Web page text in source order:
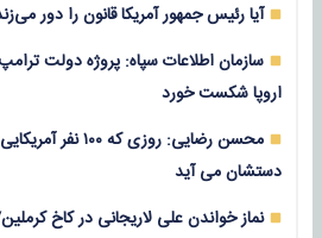
آیا رئیس جمهور آمریکا قانون را دور
سازمان اطلاعات سپاه: پروژه دولت
اروپا شکست خورد
محسن رضایی: روزی
دستشان می آید
نماز خواندن علی لاریجانی در کاخ